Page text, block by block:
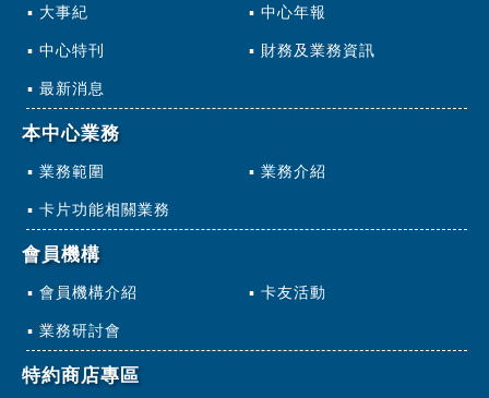
大事紀 中心年報
中心特刊 財務及業務資訊
最新消息
本中心業務
業務範圍 業務介紹
卡片功能相關業務
會員機構
會員機構介紹 卡友活動
業務研討會
特約商店專區